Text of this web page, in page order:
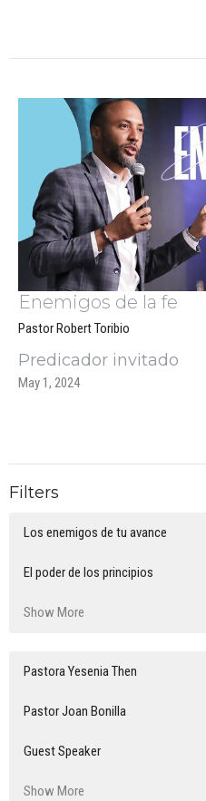
Enemigos de la fe
Pastor Robert Toribio
Predicador invitado
May 1, 2024
Filters
Los enemigos de tu avance
El poder de los principios
Show More
Pastora Yesenia Then
Pastor Joan Bonilla
Guest Speaker
Show More